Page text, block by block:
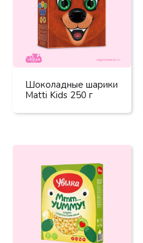
Шоколадные шарики
Matti Kids 250 г